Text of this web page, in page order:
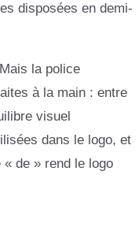
disposées en demi-
la police
à la main : entre
visuel
dans le logo, et
« de » rend le logo